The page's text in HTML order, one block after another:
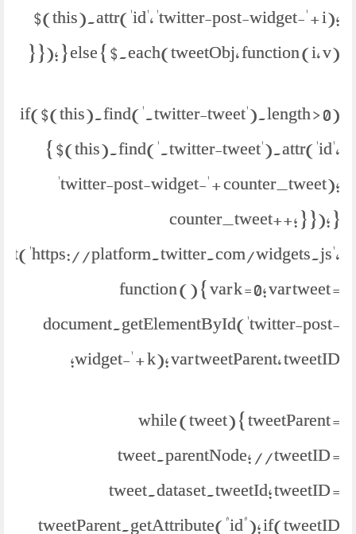
$(this).attr('id', 'twitter-post-widget-' + i);
}); } else { $.each(tweetObj, function (i, v) {
if($(this).find('.twitter-tweet').length > 0)
{ $(this).find('.twitter-tweet').attr('id',
'twitter-post-widget-' + counter_tweet);
counter_tweet++; } }); }
platform.twitter.com/widgets.js',
function () { var k = 0; var tweet =
document.getElementById('twitter-post-
widget-' + k); var tweetParent, tweetID;
while (tweet) { tweetParent =
tweet.parentNode; //tweetID =
tweet.dataset.tweetId; tweetID =
tweetParent.getAttribute("id"); if(tweetID